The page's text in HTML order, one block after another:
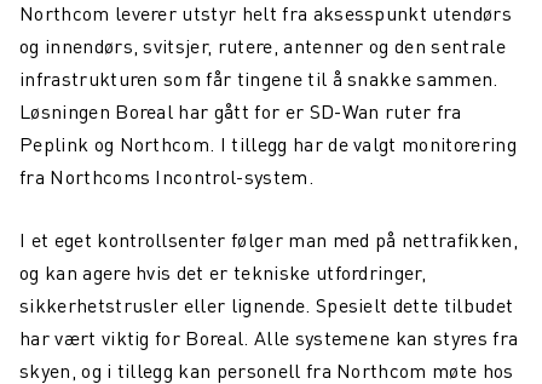
Northcom leverer utstyr helt fra aksesspunkt utendørs
og innendørs, svitsjer, rutere, antenner og den sentrale
infrastrukturen som får tingene til å snakke sammen.
Løsningen Boreal har gått for er SD-Wan ruter fra
Peplink og Northcom. I tillegg har de valgt monitorering
fra Northcoms Incontrol-system.
I et eget kontrollsenter følger man med på nettrafikken,
og kan agere hvis det er tekniske utfordringer,
sikkerhetstrusler eller lignende. Spesielt dette tilbudet
har vært viktig for Boreal. Alle systemene kan styres fra
skyen, og i tillegg kan personell fra Northcom møte hos